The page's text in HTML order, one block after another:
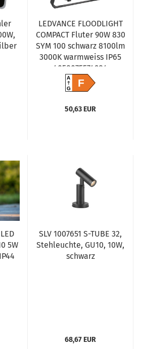
LEDVANCE FLOODLIGHT
COMPACT Fluter 90W 830
SYM 100 schwarz 8100lm
3000K warmweiss IP65
4058075574984
A
GF
50,63 EUR
5W
SLV 1007651 S-TUBE 32,
Stehleuchte, GU10, 10W,
schwarz
68,67 EUR